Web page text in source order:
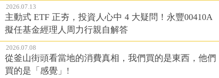
2026.07.13
主動式 ETF 正夯，投資人心中 4 大疑問！永豐00410A
擬任基金經理人周力行親自解答
2026.07.08
從釜山街頭看當地的消費真相，我們買的是東西，他們
買的是「感覺」!